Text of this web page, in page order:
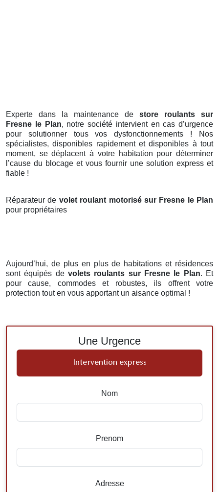
Experte dans la maintenance de store roulants sur
Fresne le Plan, notre société intervient en cas d’urgence
pour solutionner tous vos dysfonctionnements ! Nos
spécialistes, disponibles rapidement et disponibles à tout
moment, se déplacent à votre habitation pour déterminer
l’cause du blocage et vous fournir une solution express et
fiable !
Réparateur de volet roulant motorisé sur Fresne le Plan
pour propriétaires
Aujourd’hui, de plus en plus de habitations et résidences
sont équipés de volets roulants sur Fresne le Plan. Et
pour cause, commodes et robustes, ils offrent votre
protection tout en vous apportant un aisance optimal !
Une Urgence
Intervention express
Nom
Prenom
Adresse